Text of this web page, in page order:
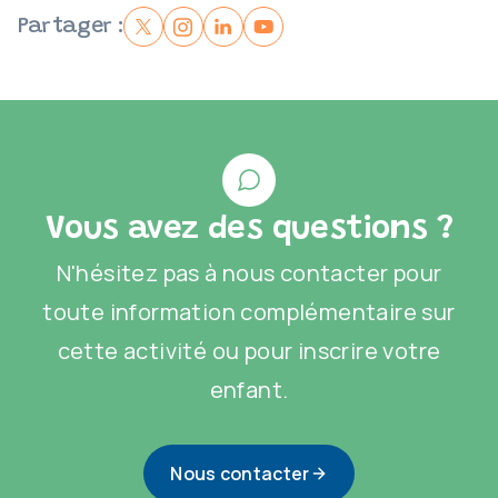
Partager :
Vous avez des questions ?
N'hésitez pas à nous contacter pour
toute information complémentaire sur
cette activité ou pour inscrire votre
enfant.
Nous contacter